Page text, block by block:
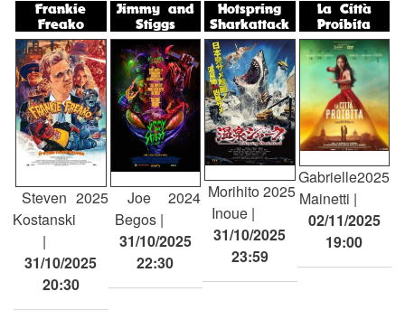
Frankie
Freako
Steven
Kostanski
2025
31/10/2025
20:30
Jimmy and
Stiggs
Joe
Begos
2024
31/10/2025
22:30
Hotspring
Sharkattack
Morihito
Inoue
2025
31/10/2025
23:59
La Città
Proibita
Gabrielle
Mainetti
2025
02/11/2025
19:00